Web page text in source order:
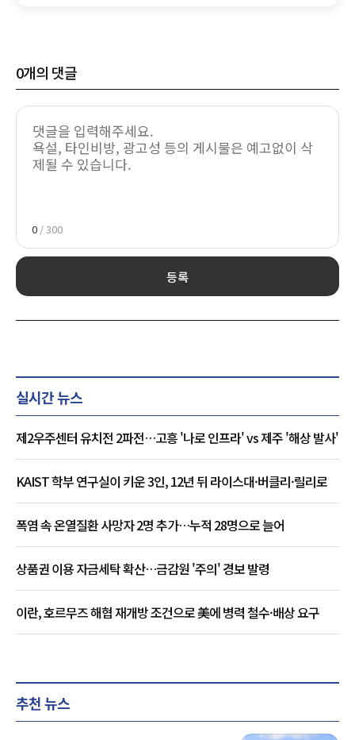
0개의 댓글
0 / 300
등록
실시간 뉴스
제2우주센터 유치전 2파전…고흥 '나로 인프라' vs 제주 '해상 발사'
KAIST 학부 연구실이 키운 3인, 12년 뒤 라이스대·버클리·릴리로
폭염 속 온열질환 사망자 2명 추가…누적 28명으로 늘어
상품권 이용 자금세탁 확산…금감원 '주의' 경보 발령
이란, 호르무즈 해협 재개방 조건으로 美에 병력 철수·배상 요구
추천 뉴스